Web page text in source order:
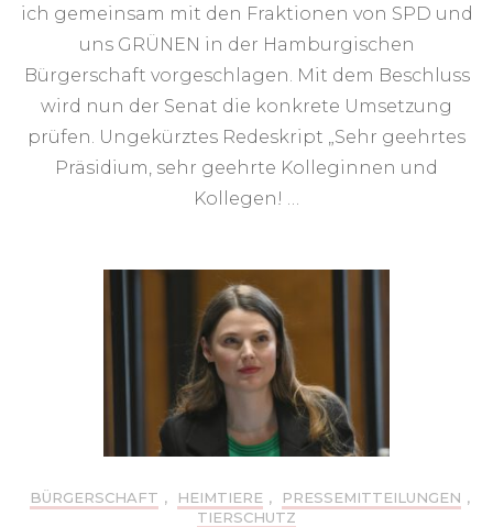
auf
Fischmarkt
beenden!
ich gemeinsam mit den Fraktionen von SPD und
uns GRÜNEN in der Hamburgischen
Bürgerschaft vorgeschlagen. Mit dem Beschluss
wird nun der Senat die konkrete Umsetzung
prüfen. Ungekürztes Redeskript „Sehr geehrtes
Präsidium, sehr geehrte Kolleginnen und
Kollegen! …
BÜRGERSCHAFT , HEIMTIERE , PRESSEMITTEILUNGEN ,
TIERSCHUTZ